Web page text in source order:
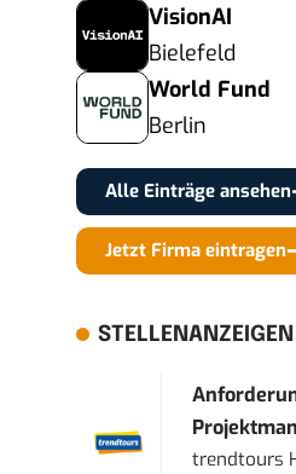
VisionAI
Bielefeld
World Fund
Berlin
Alle Einträge ansehen
Jetzt Firma eintragen
STELLENANZEIGEN
trendtours